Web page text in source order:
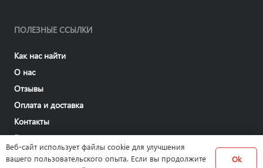
ПОЛЕЗНЫЕ ССЫЛКИ
Как нас найти
О нас
Отзывы
Оплата и доставка
Контакты
Блог
Веб-сайт использует файлы cookie для улучшения
вашего пользовательского опыта. Если вы продолжите
Ok